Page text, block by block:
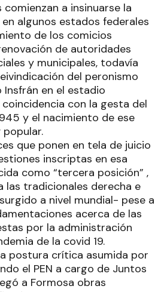
a insinuarse la
algunos estados federales
de los comicios
de autoridades
y municipales, todavía
del peronismo
Insfrán en el estadio
con la gesta del
y el nacimiento de ese
que ponen en tela de juicio
inscriptas en esa
como “tercera posición” ,
las tradicionales derecha e
a nivel mundial- pese a
acerca de las
por la administración
de la covid 19.
postura crítica asumida por
el PEN a cargo de Juntos
a Formosa obras